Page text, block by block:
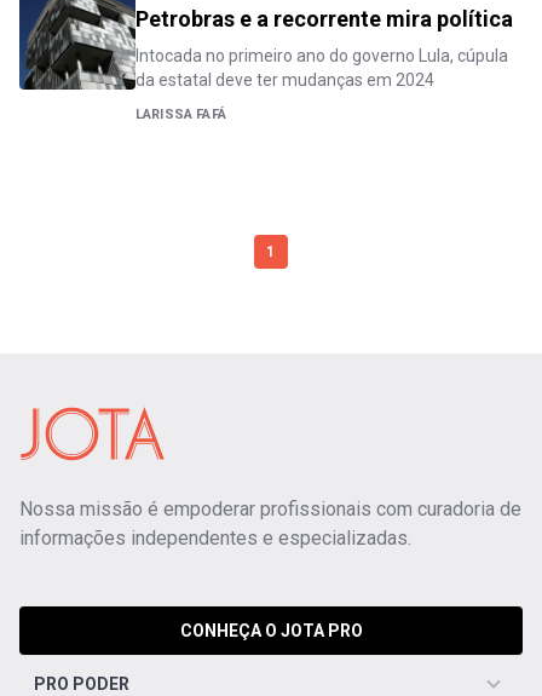
Petrobras e a recorrente mira política
Intocada no primeiro ano do governo Lula, cúpula
da estatal deve ter mudanças em 2024
LARISSA FAFÁ
1
Nossa missão é empoderar profissionais com curadoria de
informações independentes e especializadas.
CONHEÇA O JOTA PRO
PRO PODER